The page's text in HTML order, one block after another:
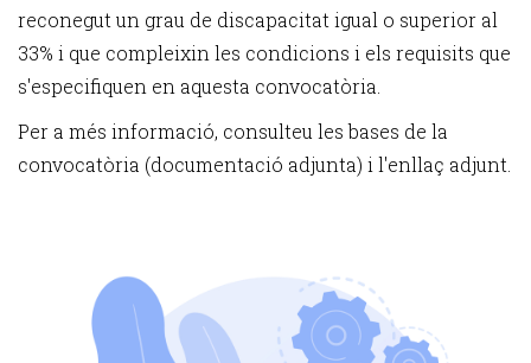
reconegut un grau de discapacitat igual o superior al
33% i que compleixin les condicions i els requisits que
s'especifiquen en aquesta convocatòria.
Per a més informació, consulteu les bases de la
convocatòria (documentació adjunta) i l'enllaç adjunt.